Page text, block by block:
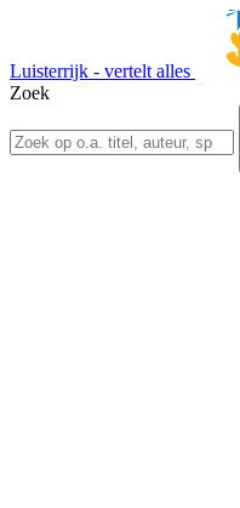
Luisterrijk - vertelt alles
Zoek